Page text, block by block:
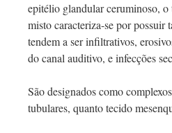
epitélio glandular ceruminoso,
misto caracteriza-se por possuir
tendem a ser infiltrativos,
do canal auditivo, e infecções
São designados como
tubulares, quanto tecido